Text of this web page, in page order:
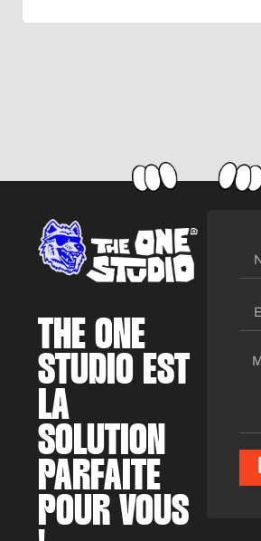
THE ONE
STUDIO EST
LA
SOLUTION
PARFAITE
POUR VOUS